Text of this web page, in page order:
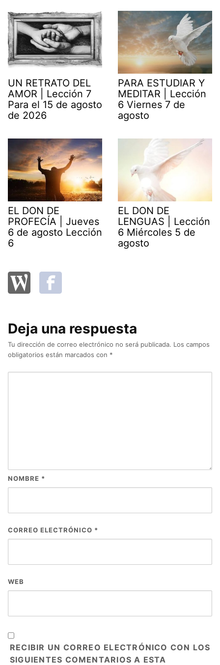
UN RETRATO DEL
AMOR | Lección 7
Para el 15 de agosto
de 2026
PARA ESTUDIAR Y
MEDITAR | Lección
6 Viernes 7 de
agosto
EL DON DE
PROFECÍA | Jueves
6 de agosto Lección
6
EL DON DE
LENGUAS | Lección
6 Miércoles 5 de
agosto
Deja una respuesta
Tu dirección de correo electrónico no será publicada. Los campos
obligatorios están marcados con *
NOMBRE *
CORREO ELECTRÓNICO *
WEB
RECIBIR UN CORREO ELECTRÓNICO CON LOS
SIGUIENTES COMENTARIOS A ESTA